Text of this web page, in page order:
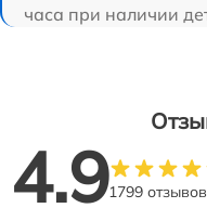
часа при наличии
4.91799 отзывов